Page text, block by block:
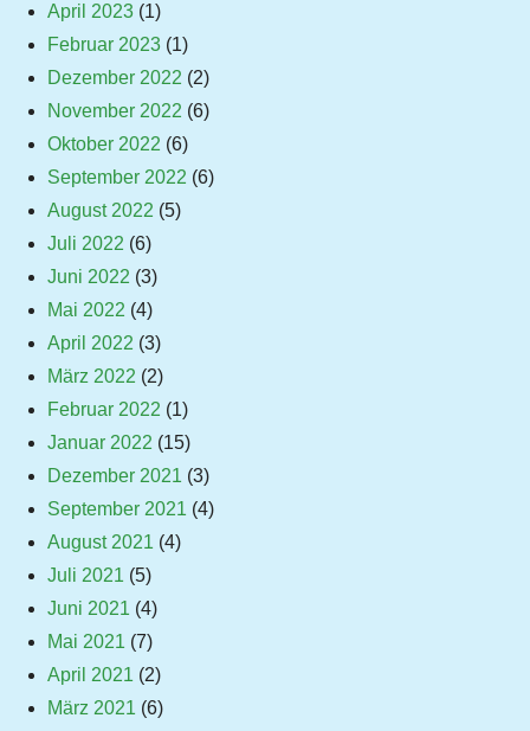
April 2023 (1)
Februar 2023 (1)
Dezember 2022 (2)
November 2022 (6)
Oktober 2022 (6)
September 2022 (6)
August 2022 (5)
Juli 2022 (6)
Juni 2022 (3)
Mai 2022 (4)
April 2022 (3)
März 2022 (2)
Februar 2022 (1)
Januar 2022 (15)
Dezember 2021 (3)
September 2021 (4)
August 2021 (4)
Juli 2021 (5)
Juni 2021 (4)
Mai 2021 (7)
April 2021 (2)
März 2021 (6)